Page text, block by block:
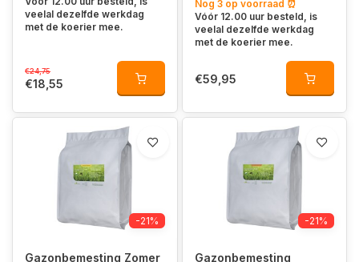
veelal dezelfde werkdag
met de koerier mee.
€24,75
€18,55
Nog 3 op voorraad ⏰
Vóór 12.00 uur besteld, is
veelal dezelfde werkdag
met de koerier mee.
€59,95
-21%
Gazonbemesting Zomer
-21%
Gazonbemesting